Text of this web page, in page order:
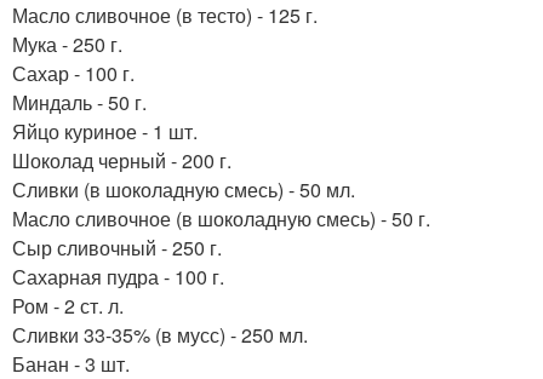
Масло сливочное (в тесто) - 125 г.
Мука - 250 г.
Сахар - 100 г.
Миндаль - 50 г.
Яйцо куриное - 1 шт.
Шоколад черный - 200 г.
Сливки (в шоколадную смесь) - 50 мл.
Масло сливочное (в шоколадную смесь) - 50 г.
Сыр сливочный - 250 г.
Сахарная пудра - 100 г.
Ром - 2 ст. л.
Сливки 33-35% (в мусс) - 250 мл.
Банан - 3 шт.